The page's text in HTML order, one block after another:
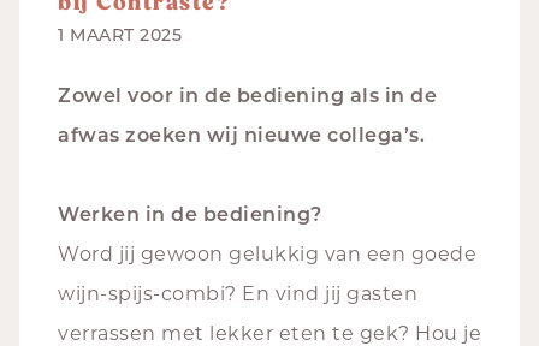
1 MAART 2025
Zowel voor in de bediening als in de
afwas zoeken wij nieuwe collega’s.
Werken in de bediening?
Word jij gewoon gelukkig van een goede
wijn-spijs-combi? En vind jij gasten
verrassen met lekker eten te gek? Hou je